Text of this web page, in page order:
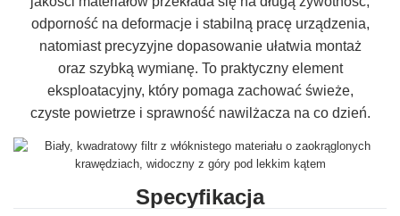
odporność na deformacje i stabilną pracę urządzenia,
natomiast precyzyjne dopasowanie ułatwia montaż
oraz szybką wymianę. To praktyczny element
eksploatacyjny, który pomaga zachować świeże,
czyste powietrze i sprawność nawilżacza na co dzień.
Specyfikacja